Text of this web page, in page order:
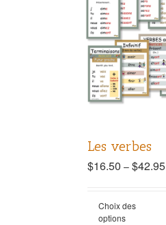
Les verbes
$16.50 – $42.95
Choix des
options